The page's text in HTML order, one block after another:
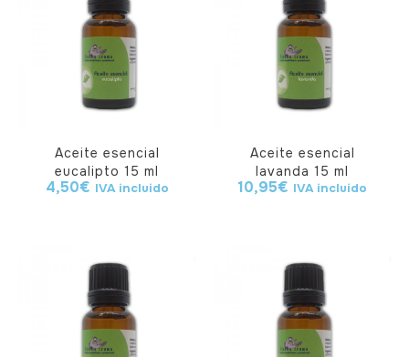
Aceite esencial
eucalipto 15 ml
4,50€ IVA incluido
Aceite esencial
lavanda 15 ml
10,95€ IVA incluido